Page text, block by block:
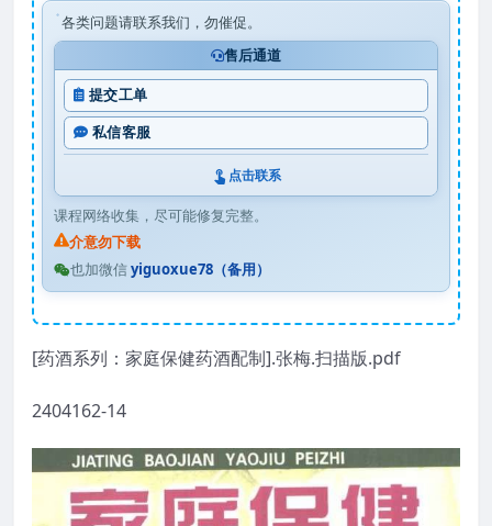
各类问题请联系我们，勿催促。
售后通道
提交工单
私信客服
点击联系
课程网络收集，尽可能修复完整。
介意勿下载
也加微信yiguoxue78（备用）
[药酒系列：家庭保健药酒配制].张梅.扫描版.pdf
2404162-14